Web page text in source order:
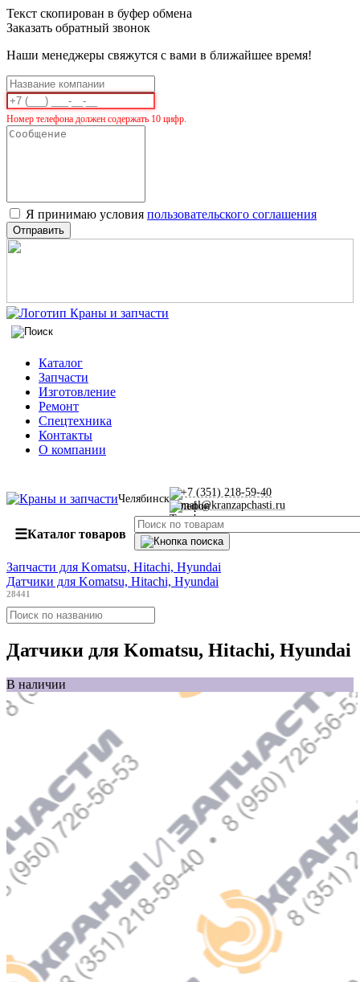
Текст скопирован в буфер обмена
Заказать обратный звонок
Наши менеджеры свяжутся с вами в ближайшее время!
Номер телефона должен содержать 10 цифр.
Я принимаю условия пользовательского соглашения
Отправить
Каталог
Запчасти
Изготовление
Ремонт
Спецтехника
Контакты
О компании
Челябинск
+7 (351) 218-59-40
mail@kranzapchasti.ru
☰Каталог товаров
Запчасти для Komatsu, Hitachi, Hyundai
Датчики для Komatsu, Hitachi, Hyundai
28441
Датчики для Komatsu, Hitachi, Hyundai
В наличии